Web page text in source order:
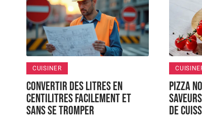
CUISINER
Convertir des litres en
centilitres facilement et
sans se tromper
Pizza
de